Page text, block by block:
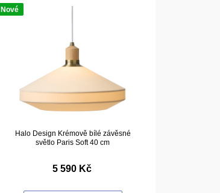
Nové
Halo Design Krémově bílé závěsné
světlo Paris Soft 40 cm
5 590 Kč